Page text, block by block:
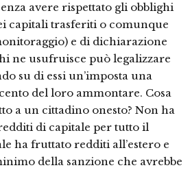
avere rispettato gli obblighi
capitali trasferiti o comunque
e di dichiarazione
ne usufruisce può legalizzare
su di essi un’imposta una
del loro ammontare. Cosa
a un cittadino onesto? Non ha
di capitale per tutto il
ha fruttato redditi all’estero e
della sanzione che avrebbe